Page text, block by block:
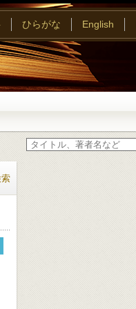
ひらがな English